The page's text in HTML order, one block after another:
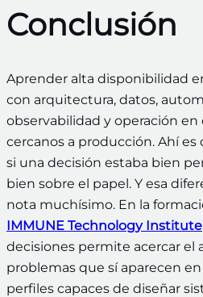
Conclusión
Aprender alta disponibilidad
con arquitectura, datos,
observabilidad y operación en
cercanos a producción. Ahí
si una decisión estaba bien
bien sobre el papel. Y esa
nota muchísimo. En la
IMMUNE Technology Institute
decisiones permite acercar el
problemas que sí aparecen
perfiles capaces de diseñar